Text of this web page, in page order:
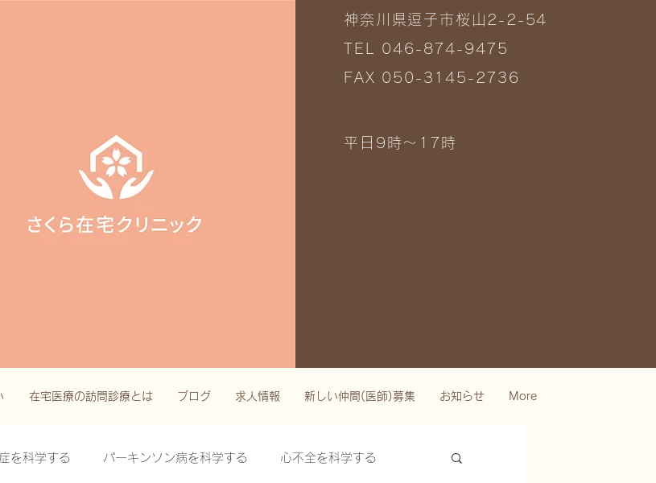
神奈川県逗子市桜山2-2-54
TEL 046-874-9475
FAX 050-3145-2736
平日9時～17時
在宅医療の訪問診療とは ブログ 求人情報 新しい仲間(医師)募集 お知らせ More
を科学する パーキンソン病を科学する 心不全を科学する